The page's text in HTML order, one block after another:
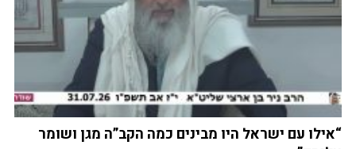
“אילו עם ישראל היו מבינים כמה הקב”ה מגן ושומר